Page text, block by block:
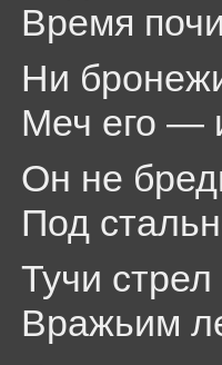
Время
Ни
Меч его —
Он не
Под
Тучи
Вражьим